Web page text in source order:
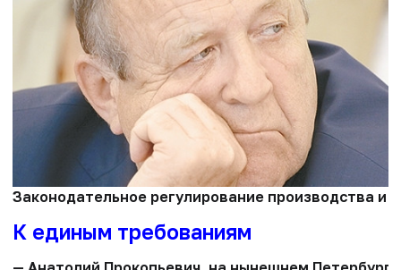
Законодательное регулирование производства
К единым требованиям